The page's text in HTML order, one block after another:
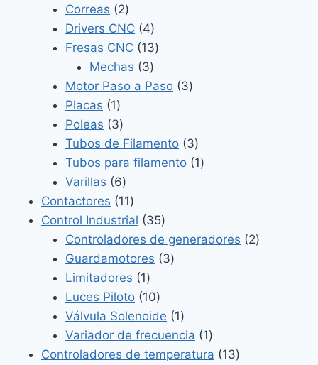
productos
Correas 22
productos
Drivers CNC 44
productos
Fresas CNC 1313
Mechas 33
productos
Motor Paso a Paso 33
Placas 11
producto
Poleas 33
productos
Tubos de Filamento 33
productos
Tubos para filamento 11
Varillas 66
productos
Contactores 1111
productos
Control Industrial 3535
productos
Controladores de generadores 22
Guardamotores 33
Limitadores 11
producto
Luces Piloto 1010
productos
Válvula Solenoide 11
producto
Variador de frecuencia 11
producto
Controladores de temperatura 1313